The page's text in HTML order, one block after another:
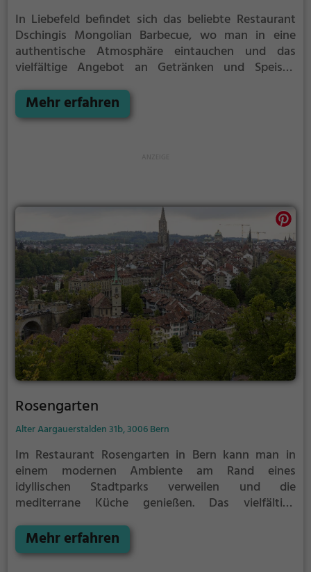
In Liebefeld befindet sich das beliebte Restaurant
Dschingis Mongolian Barbecue, wo man in eine
authentische Atmosphäre eintauchen und das
vielfältige Angebot an Getränken und Speisen
mongolisches Essen und Grillgerichte probieren,
sowie eine Auswahl an leckeren asiatischen und
Mongolian Barbecue.
Mehr erfahren
Rosengarten
Alter Aargauerstalden 31b, 3006 Bern
Im Restaurant Rosengarten in Bern kann man in
einem modernen Ambiente am Rand eines
idyllischen Stadtparks verweilen und die
mediterrane Küche genießen. Das vielfältige
Biogerichte, Cocktails, gesunde, vegane und
vegetarische Speisen sowie ein reichhaltiges
Mehr erfahren